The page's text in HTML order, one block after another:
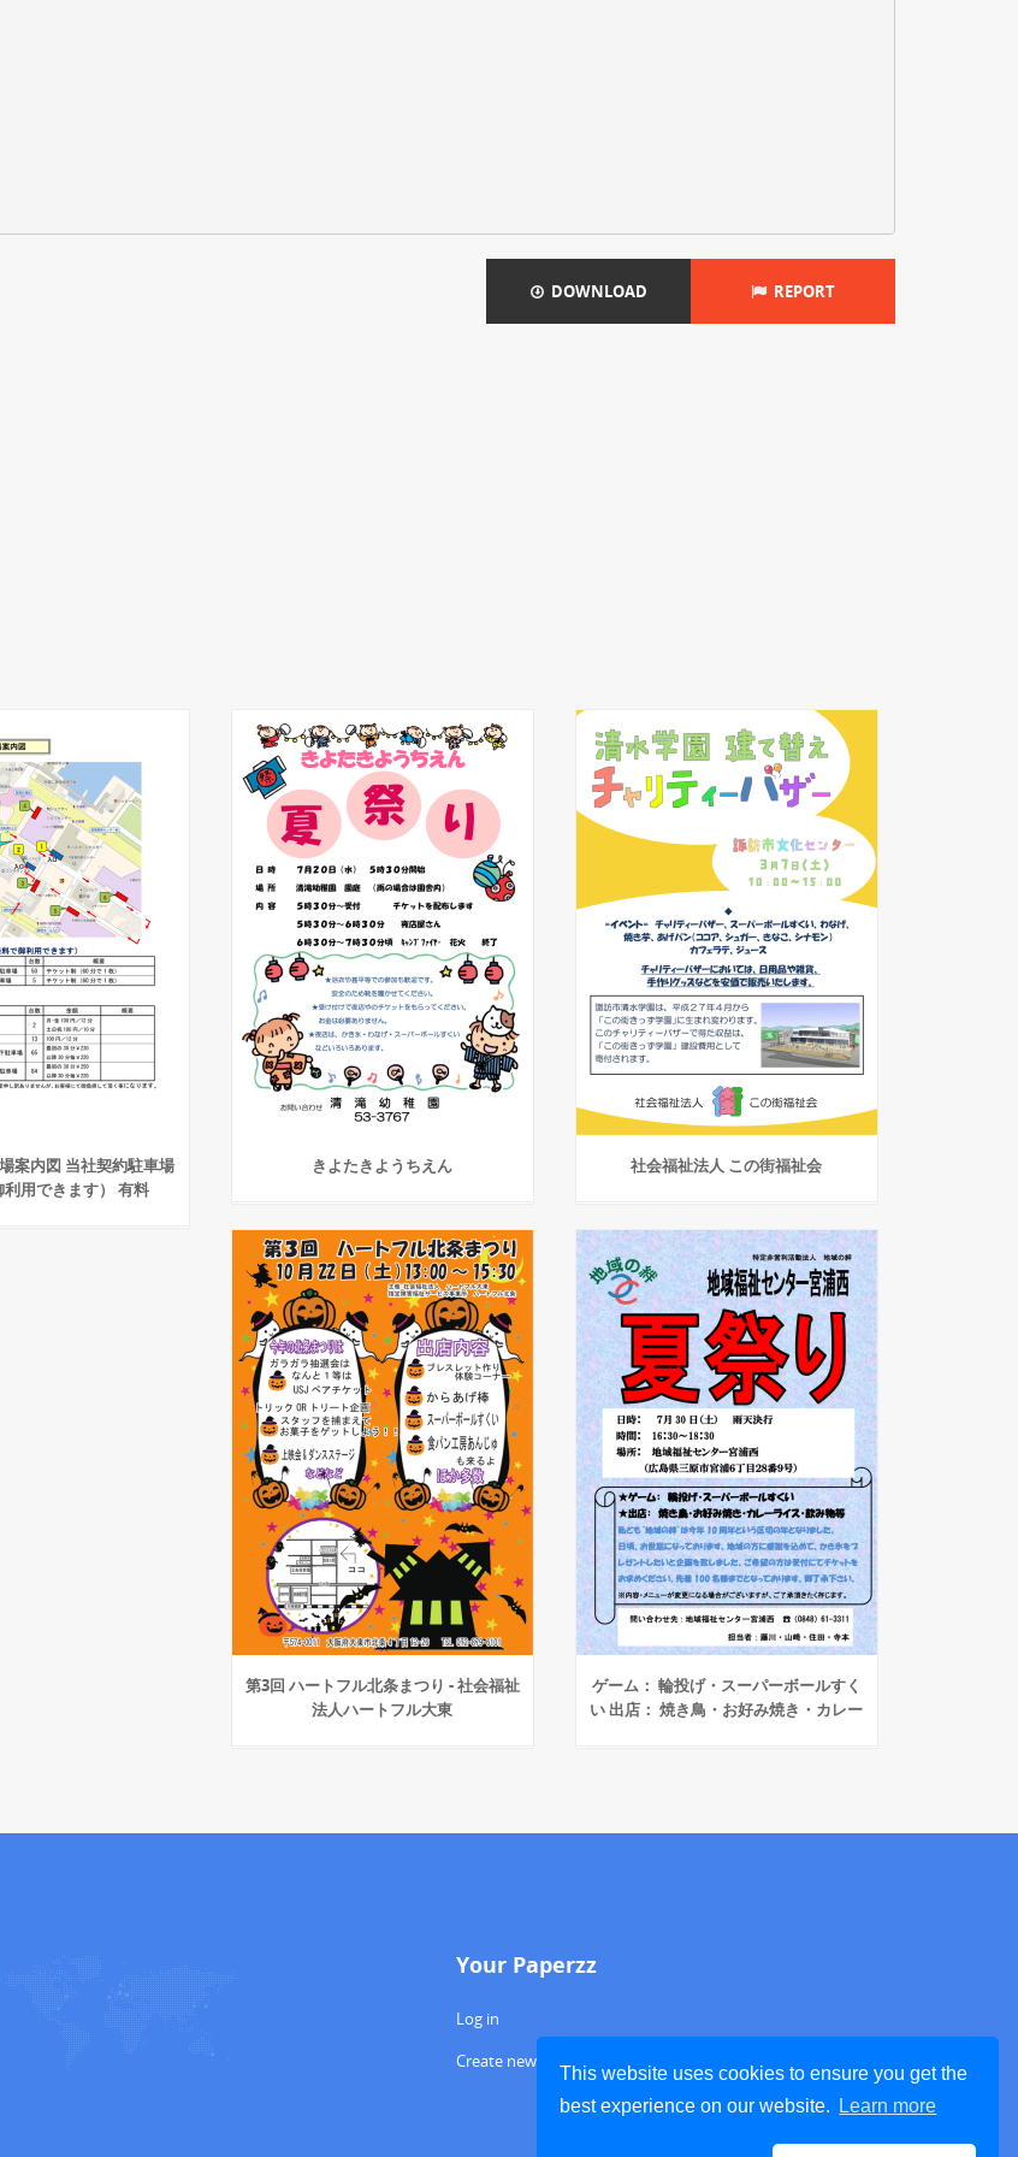
This website uses cookies to ensure you get the
best experience on our website.
Learn more
DOWNLOAD REPORT
案内図 当社契約駐車場
利用できます） 有料
きよたきようちえん 社会福祉法人 この街福祉会
第3回 ハートフル北条まつり - 社会福祉
法人ハートフル大東
ゲーム： 輪投げ・スーパーボールすく
い 出店： 焼き鳥・お好み焼き・カレー
Your Paperzz
Log in
Create new account